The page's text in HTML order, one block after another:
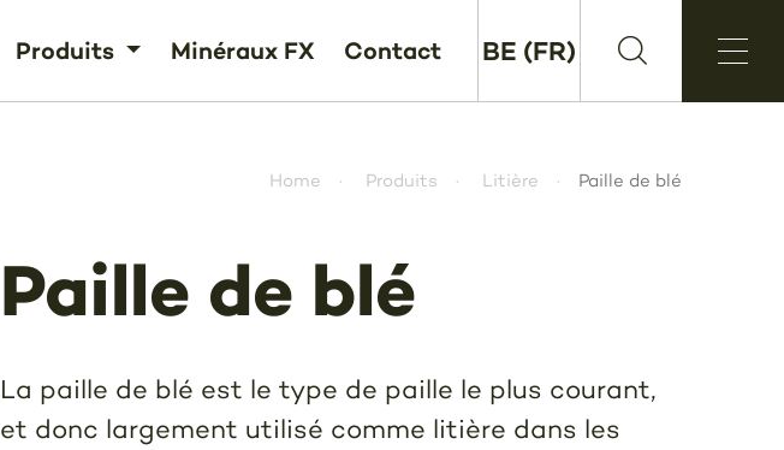
Produits Minéraux FX Contact BE (FR)
Home Produits Litière Paille de blé
Paille de blé
La paille de blé est le type de paille le plus courant,
et donc largement utilisé comme litière dans les